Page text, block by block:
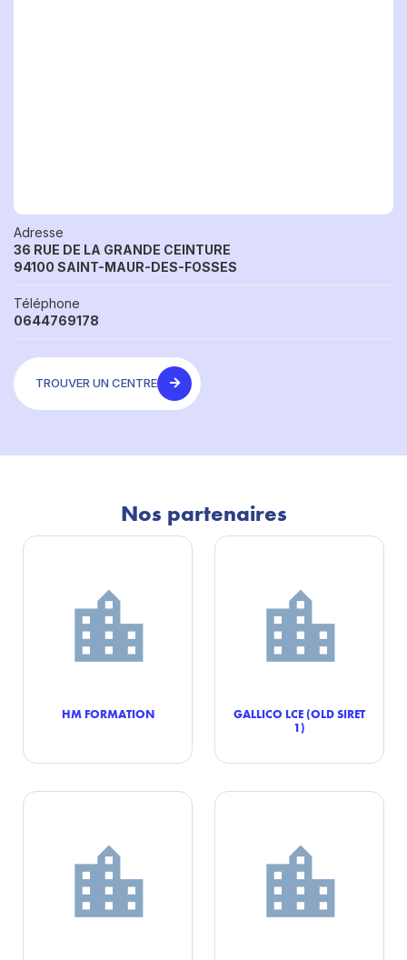
Adresse
36 RUE DE LA GRANDE CEINTURE
94100 SAINT-MAUR-DES-FOSSES
Téléphone
0644769178
TROUVER UN CENTRE
Nos partenaires
HM FORMATION
GALLICO LCE (OLD SIRET
1)